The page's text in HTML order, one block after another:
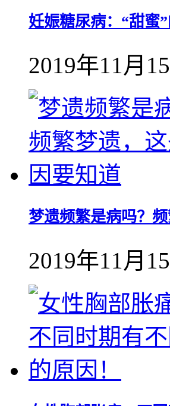
妊娠糖尿病：“甜蜜
2019年11月
梦遗频繁是病吗？
2019年11月